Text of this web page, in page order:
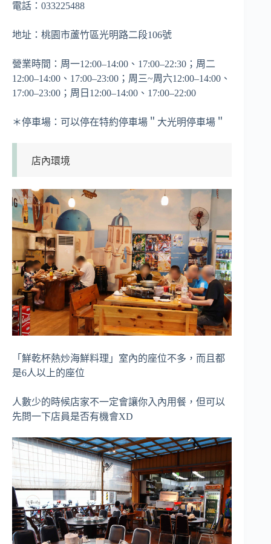
電話：033225488
地址：桃園市蘆竹區光明路二段106號
營業時間：周一12:00–14:00、17:00–22:30；周二
12:00–14:00、17:00–23:00；周三~周六12:00–14:00、
17:00–23:00；周日12:00–14:00、17:00–22:00
＊停車場：可以停在特約停車場＂大光明停車場＂
店內環境
「鮮乾杯熱炒海鮮料理」室內的座位不多，而且都
是6人以上的座位
人數少的時候店家不一定會讓你入內用餐，但可以
先問一下店員是否有機會XD